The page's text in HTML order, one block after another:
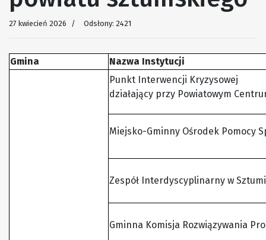
27 kwiecień 2026 Odsłony: 2421
Gmina Nazwa Instytucji
Punkt Interwencji Kryzysowej
działający przy Powiatowym
Miejsko-Gminny Ośrodek Pomocy
Zespół Interdyscyplinarny w
Gminna Komisja Rozwiązywania